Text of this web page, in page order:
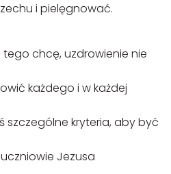
i pielęgnować.
chcę, uzdrowienie nie
każdego i w każdej
szczególne kryteria, aby być
Jezusa